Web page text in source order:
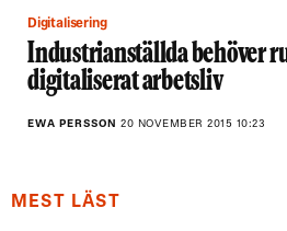
Digitalisering
Industrianställda behöver
digitaliserat arbetsliv
EWA PERSSON 20 NOVEMBER 2015 10:23
MEST LÄST